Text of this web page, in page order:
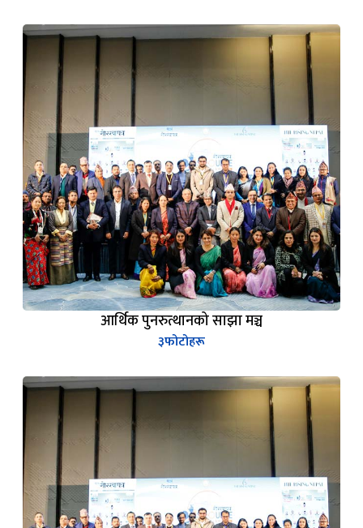
आर्थिक पुनरुत्थानको साझा मञ्च
३फोटोहरू